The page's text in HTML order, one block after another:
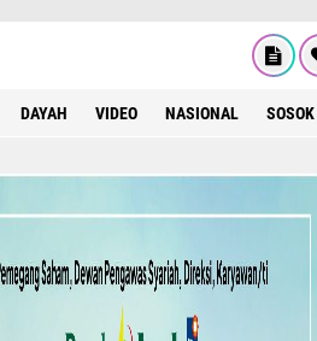
DAYAH VIDEO NASIONAL SOSOK